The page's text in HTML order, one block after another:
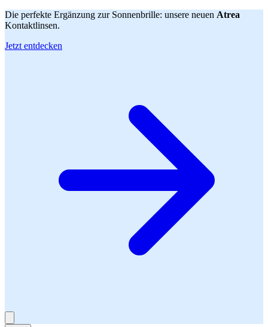
Die perfekte Ergänzung zur Sonnenbrille: unsere neuen Atrea
Kontaktlinsen.
Jetzt entdecken